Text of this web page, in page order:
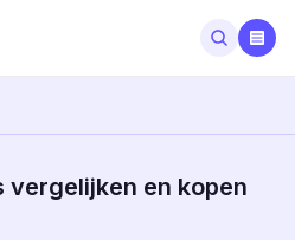
vergelijken en kopen